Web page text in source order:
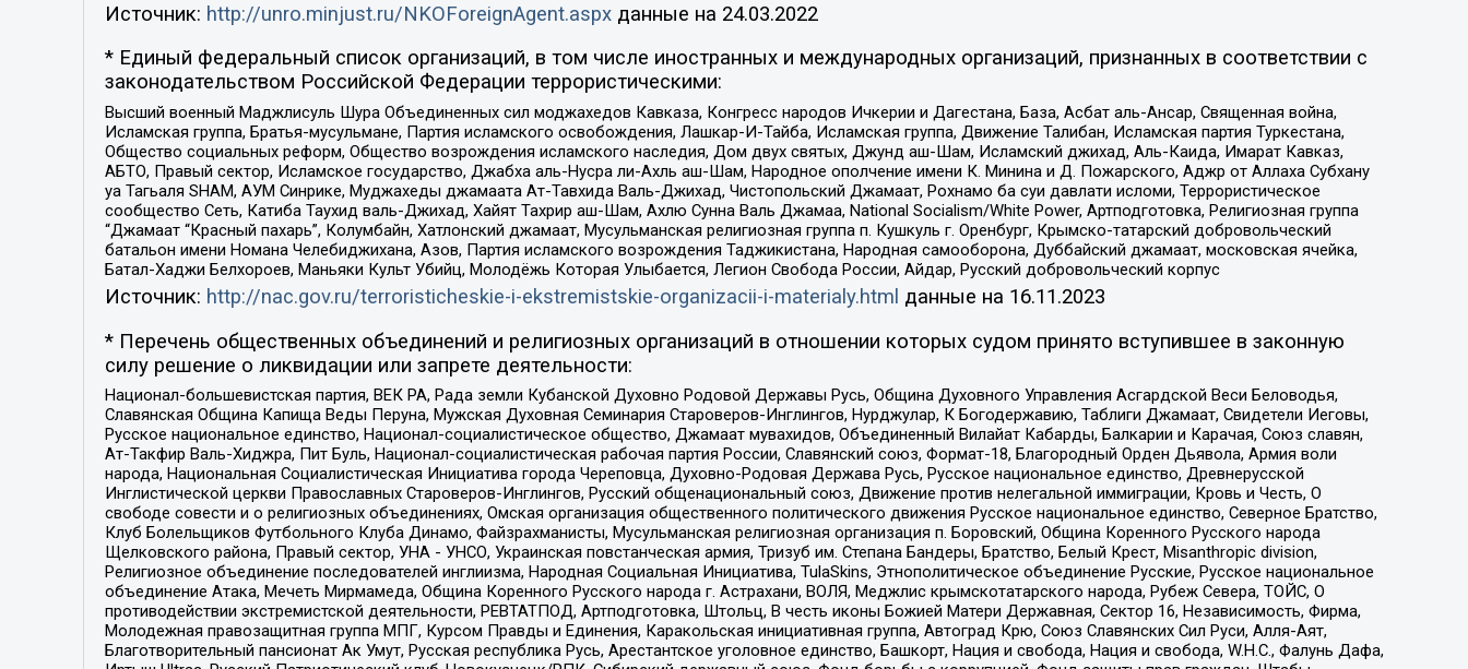
Источник: http://unro.minjust.ru/NKOForeignAgent.aspxданные на 24.03.2022
* Единый федеральный список организаций, в том числе иностранных и международных организаций, признанных в соответствии с
законодательством Российской Федерации террористическими:
Высший военный Маджлисуль Шура Объединенных сил моджахедов Кавказа, Конгресс народов Ичкерии и Дагестана, База, Асбат аль-Ансар, Священная война,
Исламская группа, Братья-мусульмане, Партия исламского освобождения, Лашкар-И-Тайба, Исламская группа, Движение Талибан, Исламская партия Туркестана,
Общество социальных реформ, Общество возрождения исламского наследия, Дом двух святых, Джунд аш-Шам, Исламский джихад, Аль-Каида, Имарат Кавказ,
АБТО, Правый сектор, Исламское государство, Джабха аль-Нусра ли-Ахль аш-Шам, Народное ополчение имени К. Минина и Д. Пожарского, Аджр от Аллаха Субхану
уа Тагьаля SHAM, АУМ Синрике, Муджахеды джамаата Ат-Тавхида Валь-Джихад, Чистопольский Джамаат, Рохнамо ба суи давлати исломи, Террористическое
сообщество Сеть, Катиба Таухид валь-Джихад, Хайят Тахрир аш-Шам, Ахлю Сунна Валь Джамаа, National Socialism/White Power, Артподготовка, Религиозная группа
“Джамаат “Красный пахарь”, Колумбайн, Хатлонский джамаат, Мусульманская религиозная группа п. Кушкуль г. Оренбург, Крымско-татарский добровольческий
батальон имени Номана Челебиджихана, Азов, Партия исламского возрождения Таджикистана, Народная самооборона, Дуббайский джамаат, московская ячейка,
Батал-Хаджи Белхороев, Маньяки Культ Убийц, Молодёжь Которая Улыбается, Легион Свобода России, Айдар, Русский добровольческий корпус
Источник: http://nac.gov.ru/terroristicheskie-i-ekstremistskie-organizacii-i-materialy.html данные на 16.11.2023
* Перечень общественных объединений и религиозных организаций в отношении которых судом принято вступившее в законную
силу решение о ликвидации или запрете деятельности:
Национал-большевистская партия, ВЕК РА, Рада земли Кубанской Духовно Родовой Державы Русь, Община Духовного Управления Асгардской Веси Беловодья,
Славянская Община Капища Веды Перуна, Мужская Духовная Семинария Староверов-Инглингов, Нурджулар, К Богодержавию, Таблиги Джамаат, Свидетели Иеговы,
Русское национальное единство, Национал-социалистическое общество, Джамаат мувахидов, Объединенный Вилайат Кабарды, Балкарии и Карачая, Союз славян,
Ат-Такфир Валь-Хиджра, Пит Буль, Национал-социалистическая рабочая партия России, Славянский союз, Формат-18, Благородный Орден Дьявола, Армия воли
народа, Национальная Социалистическая Инициатива города Череповца, Духовно-Родовая Держава Русь, Русское национальное единство, Древнерусской
Инглистической церкви Православных Староверов-Инглингов, Русский общенациональный союз, Движение против нелегальной иммиграции, Кровь и Честь, О
свободе совести и о религиозных объединениях, Омская организация общественного политического движения Русское национальное единство, Северное Братство,
Клуб Болельщиков Футбольного Клуба Динамо, Файзрахманисты, Мусульманская религиозная организация п. Боровский, Община Коренного Русского народа
Щелковского района, Правый сектор, УНА - УНСО, Украинская повстанческая армия, Тризуб им. Степана Бандеры, Братство, Белый Крест, Misanthropic division,
Религиозное объединение последователей инглиизма, Народная Социальная Инициатива, TulaSkins, Этнополитическое объединение Русские, Русское национальное
объединение Атака, Мечеть Мирмамеда, Община Коренного Русского народа г. Астрахани, ВОЛЯ, Меджлис крымскотатарского народа, Рубеж Севера, ТОЙС, О
противодействии экстремистской деятельности, РЕВТАТПОД, Артподготовка, Штольц, В честь иконы Божией Матери Державная, Сектор 16, Независимость, Фирма,
Молодежная правозащитная группа МПГ, Курсом Правды и Единения, Каракольская инициативная группа, Автоград Крю, Союз Славянских Сил Руси, Алля-Аят,
Благотворительный пансионат Ак Умут, Русская республика Русь, Арестантское уголовное единство, Башкорт, Нация и свобода, Нация и свобода, W.H.С., Фалунь Дафа,